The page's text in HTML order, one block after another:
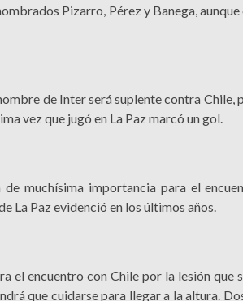
Pizarro, Pérez y Banega,
de Inter será suplente contra
vez que jugó en La Paz marcó un gol.
muchísima importancia para el
La Paz evidenció en los últimos años.
el encuentro con Chile por la lesión que
que cuidarse para llegar a la altura.